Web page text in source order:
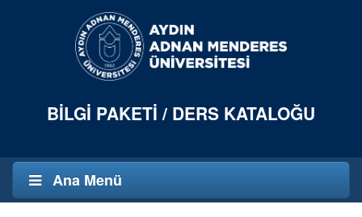
BILGI PAKETI / DERS KATALOĞU
Ana Menü